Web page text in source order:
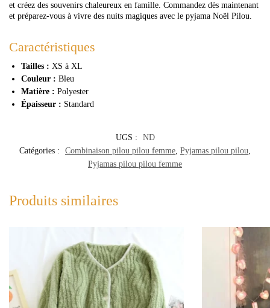
et créez des souvenirs chaleureux en famille. Commandez dès maintenant
et préparez-vous à vivre des nuits magiques avec le pyjama Noël Pilou.
Caractéristiques
Tailles : XS à XL
Couleur : Bleu
Matière : Polyester
Épaisseur : Standard
UGS :
ND
Catégories :
Combinaison pilou pilou femme Pyjamas pilou pilou
Pyjamas pilou pilou femme
Produits similaires